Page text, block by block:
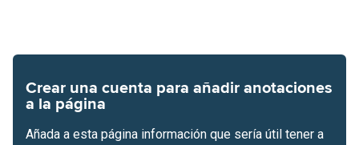
Crear una cuenta para añadir anotaciones
a la página
Añada a esta página información que sería útil tener a